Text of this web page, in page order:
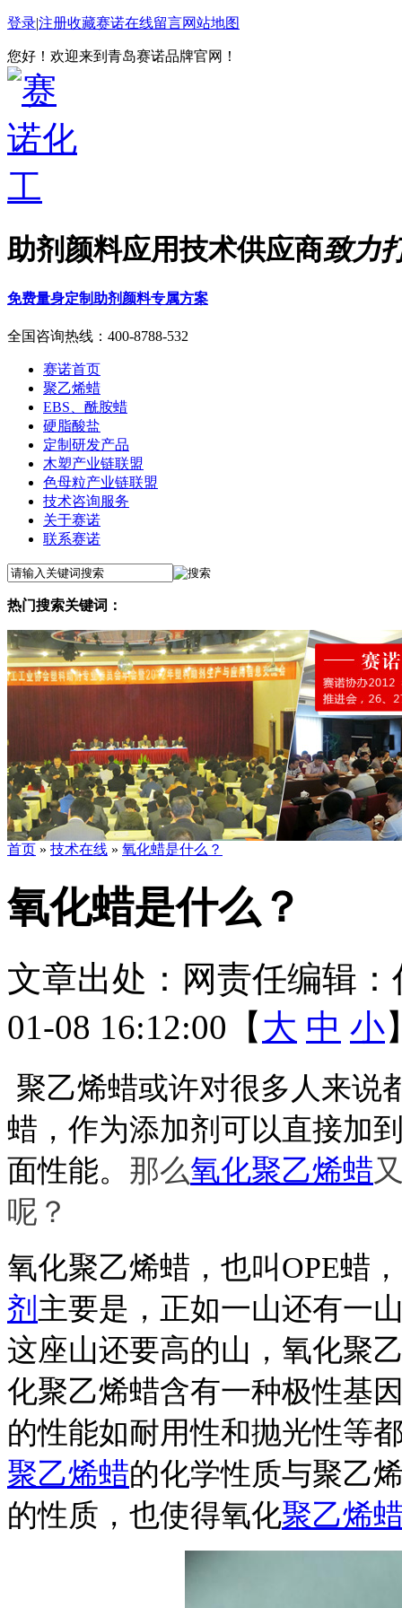
登录|注册收藏赛诺在线留言网站地图
您好！欢迎来到青岛赛诺品牌官网！
助剂颜料应用技术供应商致力
免费量身定制助剂颜料专属方案
全国咨询热线： 400-8788-532
赛诺首页
聚乙烯蜡
EBS、酰胺蜡
硬脂酸盐
定制研发产品
木塑产业链联盟
色母粒产业链联盟
技术咨询服务
关于赛诺
联系赛诺
热门搜索关键词：
首页 » 技术在线 » 氧化蜡是什么？
氧化蜡是什么？
文章出处： 网责任编辑：
01-08 16:12:00【 大 中 小
聚乙烯蜡或许对很多人来说
蜡，作为添加剂可以直接加
面性能。 那么氧化聚乙烯蜡
呢？
氧化聚乙烯蜡，也叫 OPE蜡
剂 主要是，正如一山还有一
这座山还要高的山，氧化聚
化聚乙烯蜡含有一种极性基
的性能如耐用性和抛光性等
聚乙烯蜡的化学性质与聚乙
的性质，也使得氧化聚乙烯